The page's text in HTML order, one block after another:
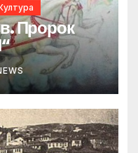
Пророк